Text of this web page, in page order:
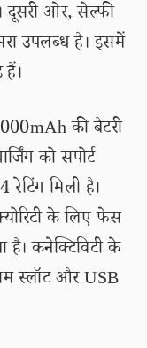
ओर, सेल्फी
उपलब्ध है। इसमें
की बैटरी
को सपोर्ट
मिली है।
के लिए फेस
है। कनेक्टिविटी के
स्लॉट और USB